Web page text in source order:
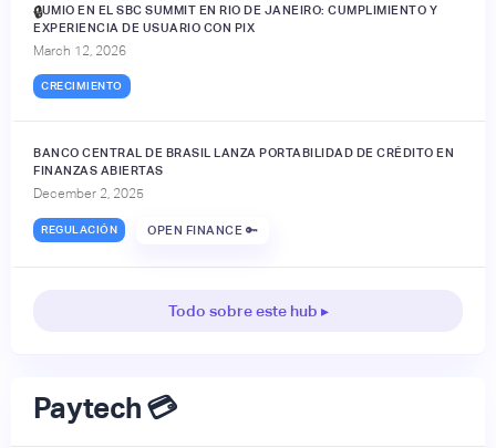
JUMIO EN EL SBC SUMMIT EN RIO DE JANEIRO: CUMPLIMIENTO Y
EXPERIENCIA DE USUARIO CON PIX
March 12, 2026
CRECIMIENTO
🔒
BANCO CENTRAL DE BRASIL LANZA PORTABILIDAD DE CRÉDITO EN
FINANZAS ABIERTAS
December 2, 2025
REGULACIÓN OPEN FINANCE 🔑
Todo sobre este hub ▸
Paytech 💳